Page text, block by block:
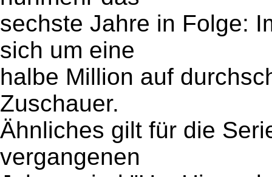
sechste Jahre in Folge:
sich um eine
halbe Million auf
Zuschauer.
Ähnliches gilt für die
vergangenen